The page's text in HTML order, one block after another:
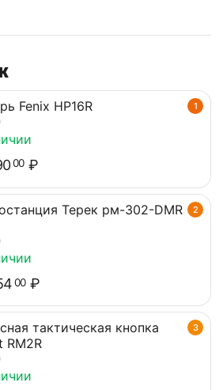
1
Fenix HP16R
00 ₽
2
Терек рм-302-DMR
00 ₽
3
тактическая кнопка
RM2R